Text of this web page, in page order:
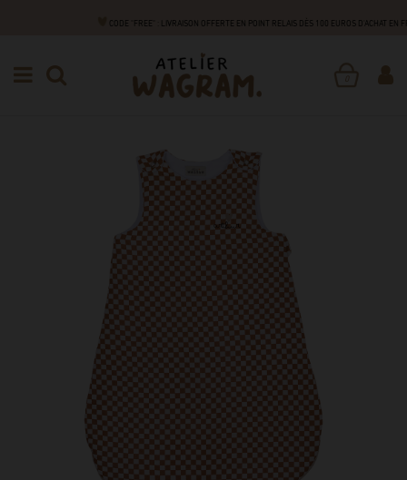
CODE "FREE" : LIVRAISON OFFERTE EN POINT RELAIS DÈS 100 EUROS D'ACHAT EN